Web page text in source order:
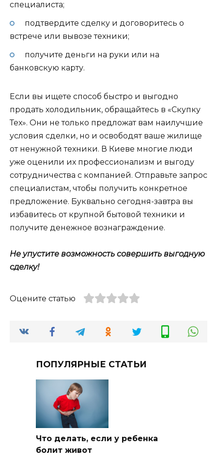
специалиста;
подтвердите сделку и договоритесь о
встрече или вывозе техники;
получите деньги на руки или на
банковскую карту.
Если вы ищете способ быстро и выгодно
продать холодильник, обращайтесь в «Скупку
Тех». Они не только предложат вам наилучшие
условия сделки, но и освободят ваше жилище
от ненужной техники. В Киеве многие люди
уже оценили их профессионализм и выгоду
сотрудничества с компанией. Отправьте запрос
специалистам, чтобы получить конкретное
предложение. Буквально сегодня-завтра вы
избавитесь от крупной бытовой техники и
получите денежное вознаграждение.
Не упустите возможность совершить выгодную
сделку!
Оцените статью
ПОПУЛЯРНЫЕ СТАТЬИ
Что делать, если у ребенка
болит живот